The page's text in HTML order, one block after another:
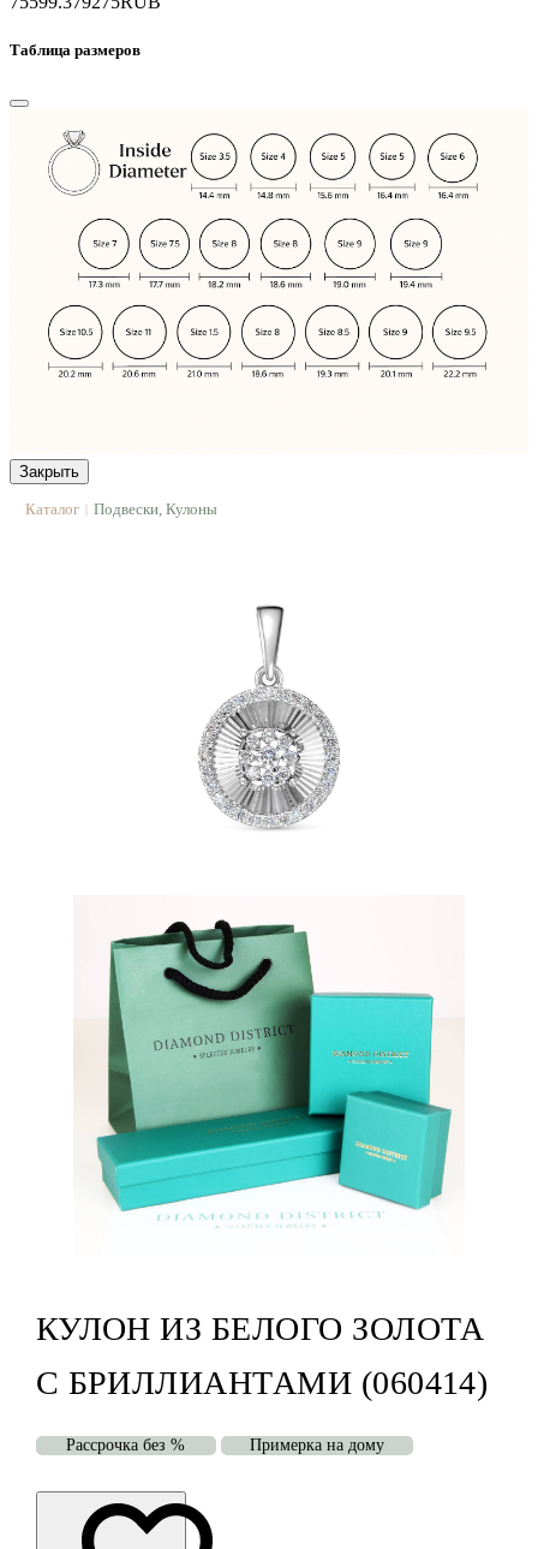
Таблица размеров
Закрыть
Каталог | Подвески, Кулоны
КУЛОН ИЗ БЕЛОГО ЗОЛОТА
С БРИЛЛИАНТАМИ (060414)
Рассрочка без % Примерка на дому